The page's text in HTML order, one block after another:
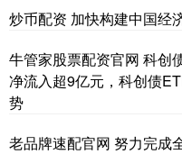
炒币配资 加快构建中国经
牛管家股票配资官网 科创
净流入超9亿元，科创债
势
老品牌速配官网 努力完成